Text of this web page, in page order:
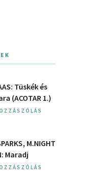
Tüskék és
(ACOTAR 1.)
M.NIGHT
Maradj